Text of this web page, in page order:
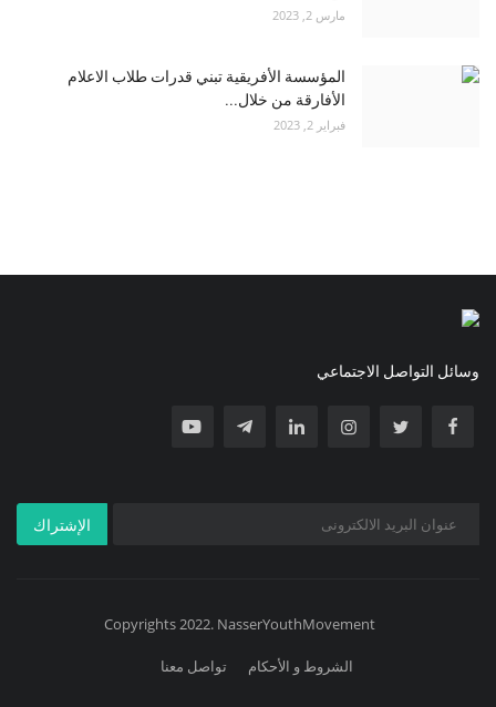
مارس 2, 2023
المؤسسة الأفريقية تبني قدرات طلاب الاعلام
الأفارقة من خلال...
فبراير 2, 2023
وسائل التواصل الاجتماعي
الإشتراك
Copyrights 2022. NasserYouthMovement
الشروط و الأحكام تواصل معنا